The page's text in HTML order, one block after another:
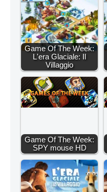
Game Of The Week:
L'era Glaciale: Il
Villaggio
Game Of The Week:
SPY mouse HD